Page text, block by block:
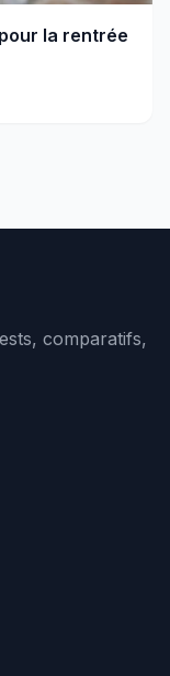
la rentrée
comparatifs,